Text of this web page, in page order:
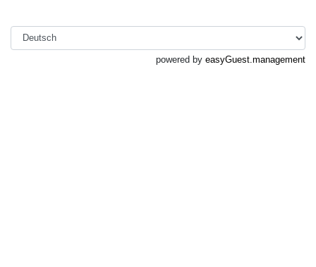
powered by easyGuest.management